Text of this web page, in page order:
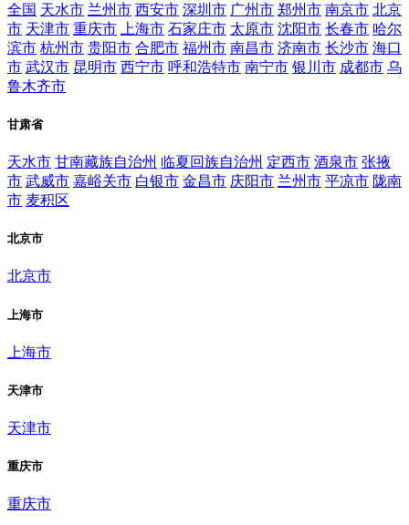
全国 天水市 兰州市 西安市 深圳市 广州市 郑州市 南京市 北京
市 天津市 重庆市 上海市 石家庄市 太原市 沈阳市 长春市 哈尔
滨市 杭州市 贵阳市 合肥市 福州市 南昌市 济南市 长沙市 海口
市 武汉市 昆明市 西宁市 呼和浩特市 南宁市 银川市 成都市 乌
鲁木齐市
甘肃省
天水市 甘南藏族自治州 临夏回族自治州 定西市 酒泉市 张掖
市 武威市 嘉峪关市 白银市 金昌市 庆阳市 兰州市 平凉市 陇南
市 麦积区
北京市
北京市
上海市
上海市
天津市
天津市
重庆市
重庆市